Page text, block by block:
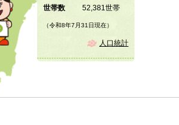
世帯数
52,381世帯
（令和8年7月31日現在）
人口統計